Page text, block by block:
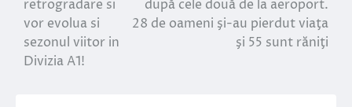
articole
retrogradare si
vor evolua si
sezonul viitor in
Divizia A1!
după cele două de la aeroport.
28 de oameni şi-au pierdut viaţa
şi 55 sunt răniţi